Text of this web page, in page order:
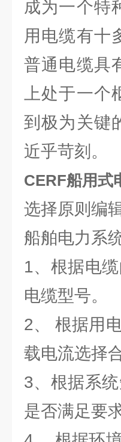
成为一个特
用电缆有十
普通电缆具
上处于一
到极为关键
近乎苛刻。
CERF船用式
选择原则编
船舶电力系
1、根据电
电缆型号。
2、 根据用
载电流选择
3、根据系
是否满足要求